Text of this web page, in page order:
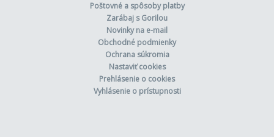
Poštovné a spôsoby platby
Zarábaj s Gorilou
Novinky na e-mail
Obchodné podmienky
Ochrana súkromia
Nastaviť cookies
Prehlásenie o cookies
Vyhlásenie o prístupnosti